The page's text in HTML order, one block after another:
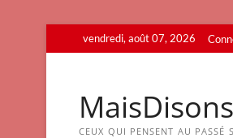
to
vendredi, août 07, 2026
CEUX QUI PENSENT AU